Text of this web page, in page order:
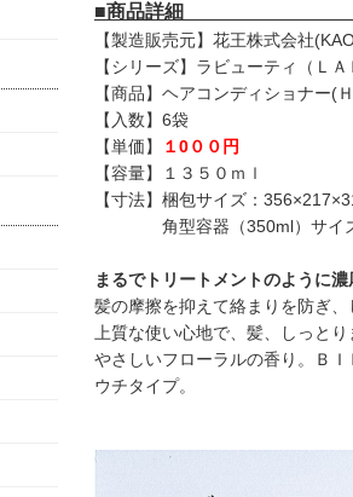
■商
【製造販売元】花王株式会社
【シリーズ】ラビューティ（ＬＡ
【商品】ヘアコンディショナー
【入数】6袋
【単価】
１0００円
【容量】１３５０ｍｌ
【寸法】梱包サイズ：
角型容器（350ml）サイ
まるでトリートメントのように
髪の摩擦を抑えて絡まりを防ぎ、
上質な使い心地で、髪、しっとり
やさしいフローラルの香り。Ｂ
ウチタイプ。